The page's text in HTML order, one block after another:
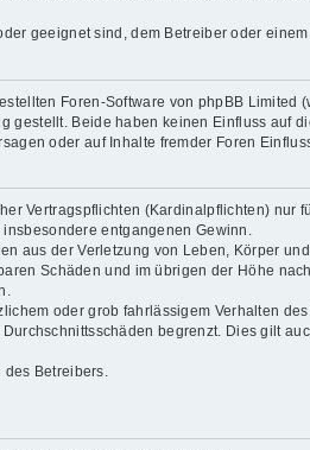
geeignet sind, dem Betreiber oder
Foren-Software von phpBB Limited
gestellt. Beide haben keinen Einfluss auf
oder auf Inhalte fremder Foren
Vertragspflichten (Kardinalpflichten) nur
entgangenen Gewinn.
aus der Verletzung von Leben, Körper
Schäden und im übrigen der Höhe
oder grob fahrlässigem Verhalten
begrenzt. Dies gilt
des Betreibers.